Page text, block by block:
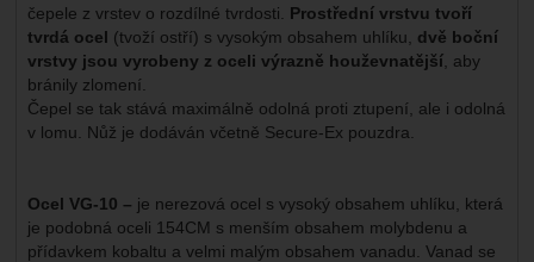
čepele z vrstev o rozdílné tvrdosti. Prostřední vrstvu tvoří
tvrdá ocel (tvoží ostří) s vysokým obsahem uhlíku, dvě boční
vrstvy jsou vyrobeny z oceli výrazně houževnatější, aby
bránily zlomení.
Čepel se tak stává maximálně odolná proti ztupení, ale i odolná
v lomu. Nůž je dodáván včetně Secure-Ex pouzdra.
Ocel VG-10 – je nerezová ocel s vysoký obsahem uhlíku, která
je podobná oceli 154CM s menším obsahem molybdenu a
přídavkem kobaltu a velmi malým obsahem vanadu. Vanad se